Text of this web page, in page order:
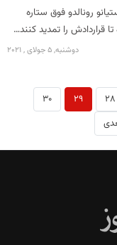
رونالدو فوق ستاره
قراردادش را تمدید کنند…
دوشنبه, 5 جولای , 2021
28
29
30